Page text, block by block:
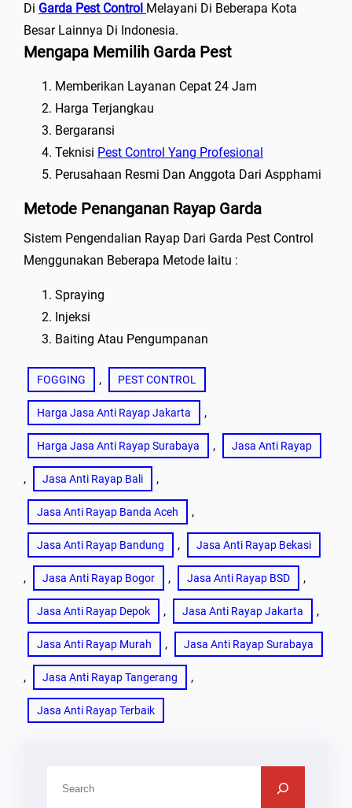
Di Garda Pest Control Melayani Di Beberapa Kota
Besar Lainnya Di Indonesia.
Mengapa Memilih Garda Pest
Memberikan Layanan Cepat 24 Jam
Harga Terjangkau
Bergaransi
Teknisi Pest Control Yang Profesional
Perusahaan Resmi Dan Anggota Dari Aspphami
Metode Penanganan Rayap Garda
Sistem Pengendalian Rayap Dari Garda Pest Control
Menggunakan Beberapa Metode Iaitu :
Spraying
Injeksi
Baiting Atau Pengumpanan
FOGGING , PEST CONTROL
Harga Jasa Anti Rayap Jakarta ,
Harga Jasa Anti Rayap Surabaya , Jasa Anti Rayap
, Jasa Anti Rayap Bali ,
Jasa Anti Rayap Banda Aceh ,
Jasa Anti Rayap Bandung , Jasa Anti Rayap Bekasi
, Jasa Anti Rayap Bogor , Jasa Anti Rayap BSD ,
Jasa Anti Rayap Depok , Jasa Anti Rayap Jakarta ,
Jasa Anti Rayap Murah , Jasa Anti Rayap Surabaya
, Jasa Anti Rayap Tangerang ,
Jasa Anti Rayap Terbaik